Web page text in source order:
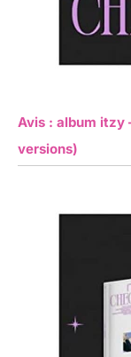
Avis : album itzy
versions)